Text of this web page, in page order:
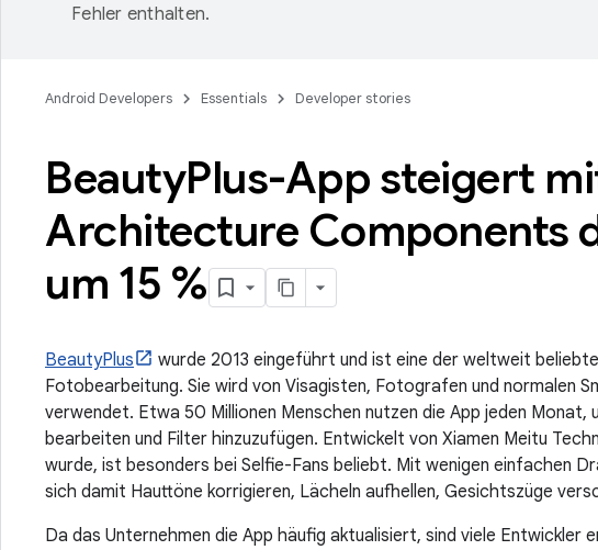
Fehler enthalten.
Android Developers Essentials Developer stories
BeautyPlus-App steigert
Architecture Components
um 15 %
BeautyPlus
wurde 2013 eingeführt und ist eine der weltweit
Fotobearbeitung. Sie wird von Visagisten, Fotografen und normalen
verwendet. Etwa 50 Millionen Menschen nutzen die App jeden Monat,
bearbeiten und Filter hinzuzufügen. Entwickelt von Xiamen Meitu
wurde, ist besonders bei Selfie-Fans beliebt. Mit wenigen einfachen
sich damit Hauttöne korrigieren, Lächeln aufhellen, Gesichtszüge
Da das Unternehmen die App häufig aktualisiert, sind viele